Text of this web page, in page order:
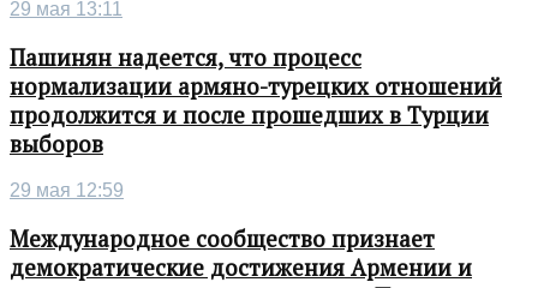
29 мая 13:11
Пашинян надеется, что процесс
нормализации армяно-турецких отношений
продолжится и после прошедших в Турции
выборов
29 мая 12:59
Международное сообщество признает
демократические достижения Армении и